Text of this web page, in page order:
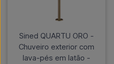
Sined QUARTU ORO -
Chuveiro exterior com
lava-pés em latão -